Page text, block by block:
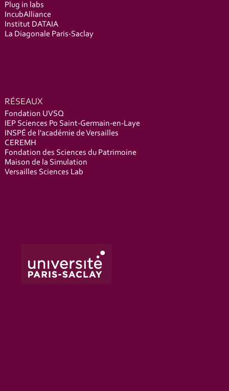
Plug in labs
IncubAlliance
Institut DATAIA
La Diagonale Paris-Saclay
RÉSEAUX
Fondation UVSQ
IEP Sciences Po Saint-Germain-en-Laye
INSPÉ de l'académie de Versailles
CEREMH
Fondation des Sciences du Patrimoine
Maison de la Simulation
Versailles Sciences Lab